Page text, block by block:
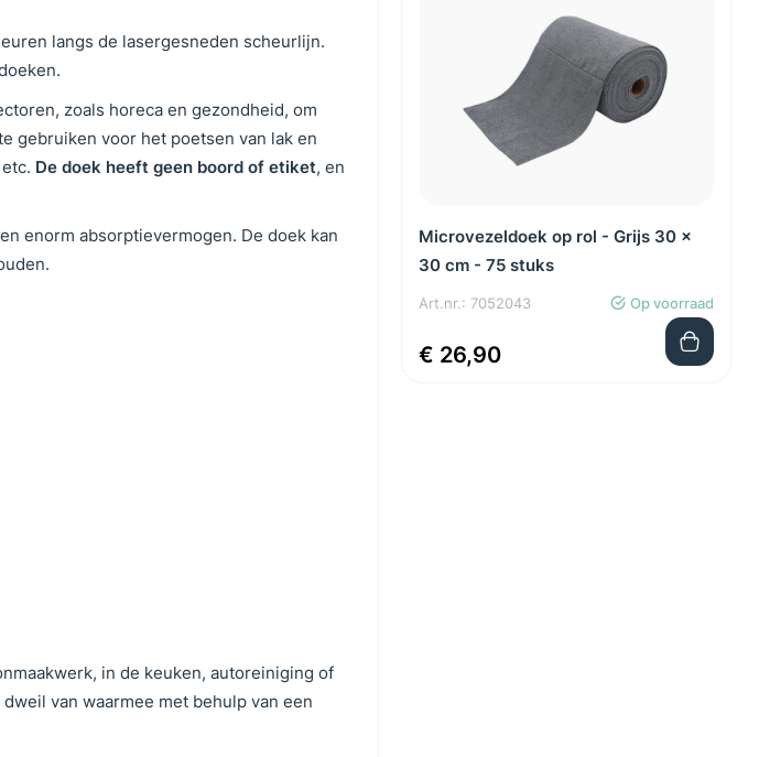
langs de lasergesneden scheurlijn.
zoals horeca en gezondheid, om
gebruiken voor het poetsen van lak en
De doek heeft geen boord of etiket, en
enorm absorptievermogen. De doek kan
in de keuken, autoreiniging of
van waarmee met behulp van een
Microvezeldoek op rol - Grijs 30 x
30 cm - 75 stuks
Art.nr.: 7052043 Op voorraad
€ 26,90